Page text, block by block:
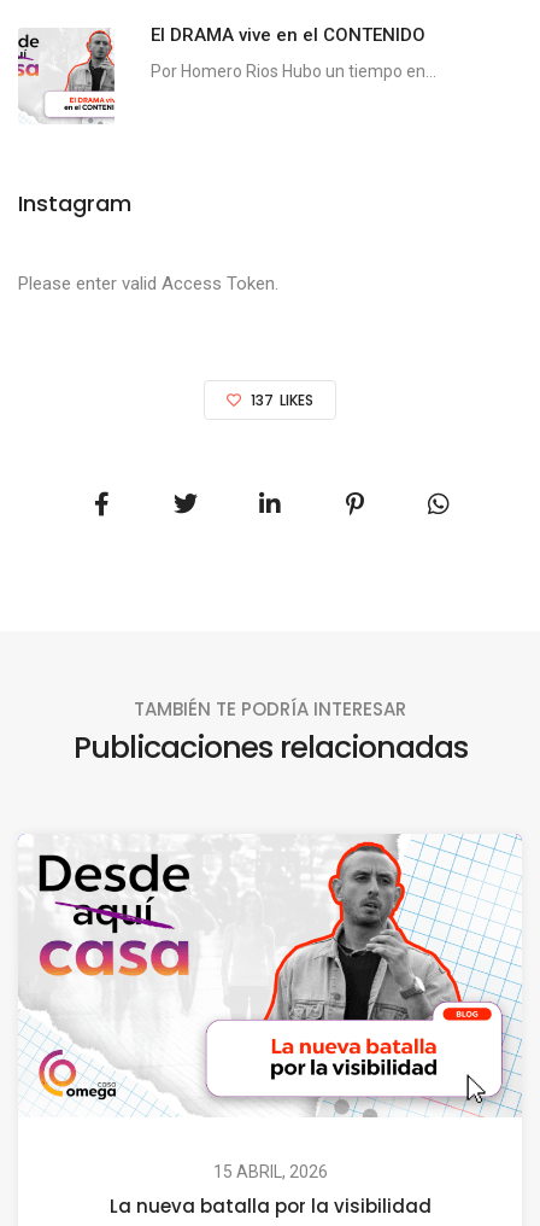
El DRAMA vive en el CONTENIDO
Por Homero Rios Hubo un tiempo en...
Instagram
Please enter valid Access Token.
137 LIKES
TAMBIÉN TE PODRÍA INTERESAR
Publicaciones relacionadas
15 ABRIL, 2026
La nueva batalla por la visibilidad